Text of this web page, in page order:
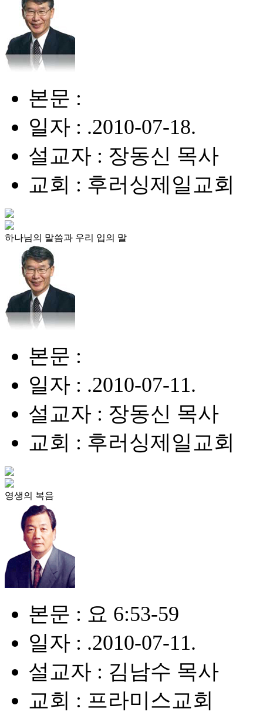
본문 :
일자 : .2010-07-18.
설교자 : 장동신 목사
교회 : 후러싱제일교회
하나님의 말씀과 우리 입의 말
본문 :
일자 : .2010-07-11.
설교자 : 장동신 목사
교회 : 후러싱제일교회
영생의 복음
본문 : 요 6:53-59
일자 : .2010-07-11.
설교자 : 김남수 목사
교회 : 프라미스교회